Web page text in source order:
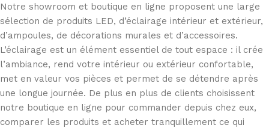
Notre showroom et boutique en ligne proposent une large
sélection de produits LED, d’éclairage intérieur et extérieur,
d’ampoules, de décorations murales et d’accessoires.
L’éclairage est un élément essentiel de tout espace : il crée
l’ambiance, rend votre intérieur ou extérieur confortable,
met en valeur vos pièces et permet de se détendre après
une longue journée. De plus en plus de clients choisissent
notre boutique en ligne pour commander depuis chez eux,
comparer les produits et acheter tranquillement ce qui